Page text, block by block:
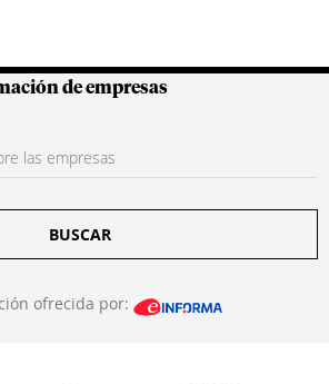
Colombianas
de empresas
BUSCAR
ofrecida por: